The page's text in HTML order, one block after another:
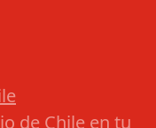
de Chile en tu